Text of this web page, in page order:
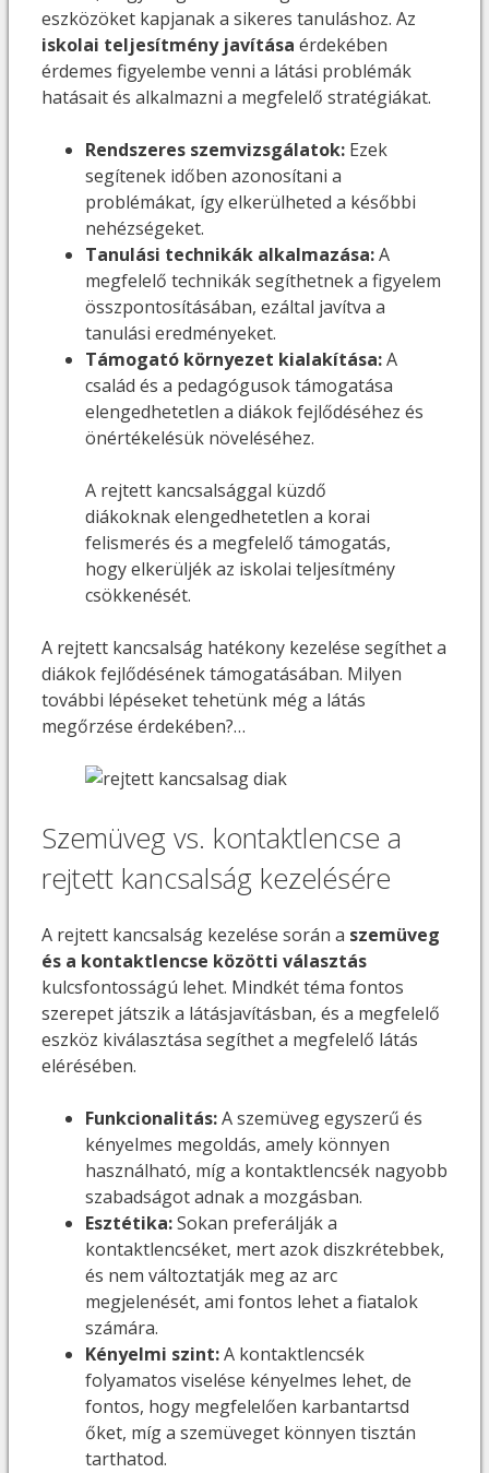
eszközöket kapjanak a sikeres tanuláshoz. Az
iskolai teljesítmény javítása érdekében
érdemes figyelembe venni a látási problémák
hatásait és alkalmazni a megfelelő stratégiákat.
Rendszeres szemvizsgálatok: Ezek
segítenek időben azonosítani a
problémákat, így elkerülheted a későbbi
nehézségeket.
Tanulási technikák alkalmazása:A
megfelelő technikák segíthetnek a figyelem
összpontosításában, ezáltal javítva a
tanulási eredményeket.
Támogató környezet kialakítása:A
család és a pedagógusok támogatása
elengedhetetlen a diákok fejlődéséhez és
önértékelésük növeléséhez.
A rejtett kancsalsággal küzdő
diákoknak elengedhetetlen a korai
felismerés és a megfelelő támogatás,
hogy elkerüljék az iskolai teljesítmény
csökkenését.
A rejtett kancsalság hatékony kezelése segíthet a
diákok fejlődésének támogatásában. Milyen
további lépéseket tehetünk még a látás
megőrzése érdekében?…
Szemüveg vs. kontaktlencse a
rejtett kancsalság kezelésére
A rejtett kancsalság kezelése során a szemüveg
és a kontaktlencse közötti választás
kulcsfontosságú lehet. Mindkét téma fontos
szerepet játszik a látásjavításban, és a megfelelő
eszköz kiválasztása segíthet a megfelelő látás
elérésében.
Funkcionalitás:A szemüveg egyszerű és
kényelmes megoldás, amely könnyen
használható, míg a kontaktlencsék nagyobb
szabadságot adnak a mozgásban.
Esztétika:Sokan preferálják a
kontaktlencséket, mert azok diszkrétebbek,
és nem változtatják meg az arc
megjelenését, ami fontos lehet a fiatalok
számára.
Kényelmi szint:A kontaktlencsék
folyamatos viselése kényelmes lehet, de
fontos, hogy megfelelően karbantartsd
őket, míg a szemüveget könnyen tisztán
tarthatod.